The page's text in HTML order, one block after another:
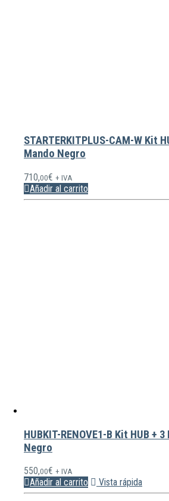
STARTERKITPLUS-CAM-W Kit
Mando Negro
710,00€ + IVA
Añadir al carrito
HUBKIT-RENOVE1-B Kit HUB +
Negro
550,00€ + IVA
Añadir al carrito Vista rápida